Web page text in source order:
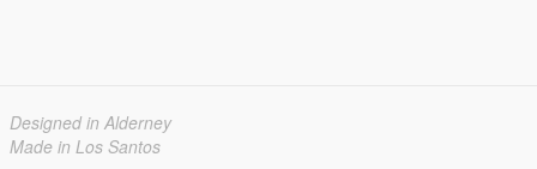
Designed in Alderney
Made in Los Santos